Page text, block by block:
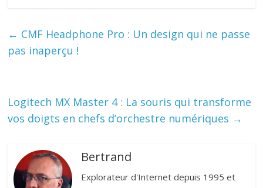
← CMF Headphone Pro : Un design qui ne passe
pas inaperçu !
Logitech MX Master 4 : La souris qui transforme
vos doigts en chefs d’orchestre numériques →
Bertrand
Explorateur d'Internet depuis 1995 et